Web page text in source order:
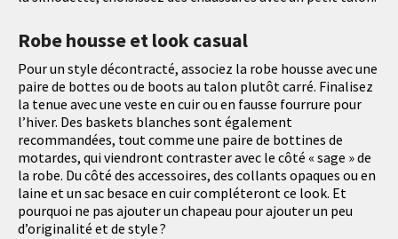
Robe housse et look casual
Pour un style décontracté, associez la robe housse avec une
paire de bottes ou de boots au talon plutôt carré. Finalisez
la tenue avec une veste en cuir ou en fausse fourrure pour
l’hiver. Des baskets blanches sont également
recommandées, tout comme une paire de bottines de
motardes, qui viendront contraster avec le côté « sage » de
la robe. Du côté des accessoires, des collants opaques ou en
laine et un sac besace en cuir compléteront ce look. Et
pourquoi ne pas ajouter un chapeau pour ajouter un peu
d’originalité et de style ?